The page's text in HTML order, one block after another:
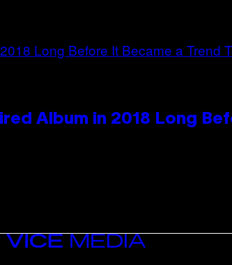
Album in 2018 Long
VICE
MEDIA